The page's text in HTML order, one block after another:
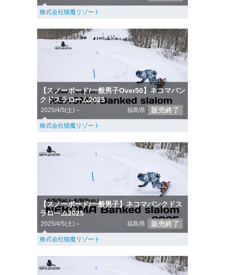
株式会社猫魔リゾート
【スノーボード/一般男子Over50】ネコマバン
クドスラローム2025
2025/4/5(土)～ 福島県 販売終了
株式会社猫魔リゾート
【スノーボード/一般男子】ネコマバンクドス
ラローム2025
2025/4/5(土)～ 福島県 販売終了
株式会社猫魔リゾート